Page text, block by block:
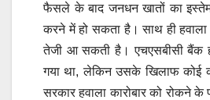
फैसले के बाद जनधन खातों का
करने में हो सकता है। साथ ही
तेजी आ सकती है। एचएसबीसी बैंक
गया था, लेकिन उसके खिलाफ कोई
सरकार हवाला कारोबार को रोकने के